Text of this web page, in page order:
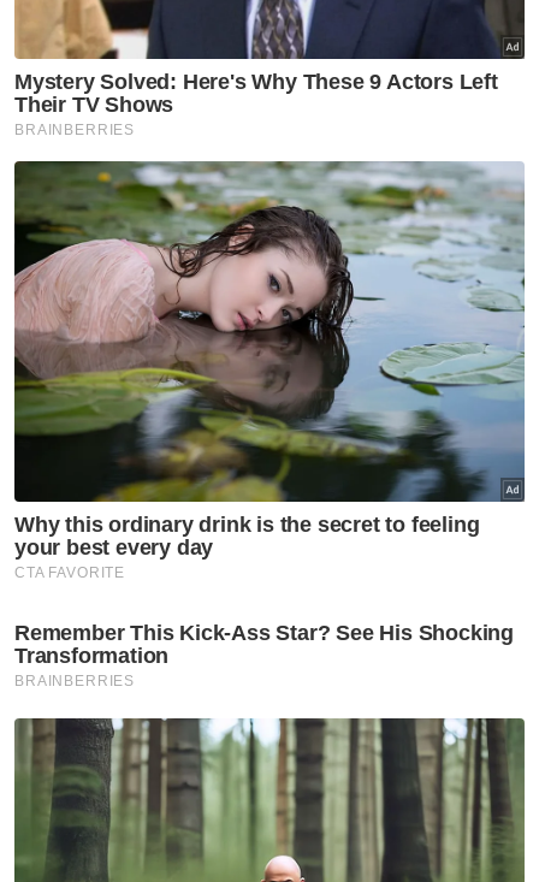
Berita Paling Hangat
Artikel Disyorkan
Semasa
'Kayla hanya pinjaman 49 hari'
Semasa
Polis Johor berkas 209 GRO
warga asing
Semasa
Dua anggota polis minta
belanja RM100 berdepan
Semasa
Kenyataan MAG tunjuk